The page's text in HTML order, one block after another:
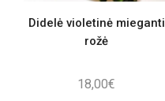
Didelė violetinė mieganti
rožė
18,00€